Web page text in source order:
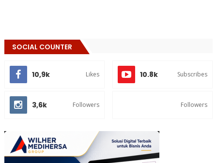
SOCIAL COUNTER
10,9k Likes 10.8k Subscribes
3,6k Followers Followers